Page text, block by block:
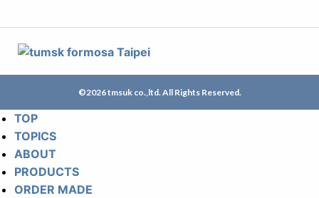
©2026 tmsuk co.,ltd. All Rights Reserved.
TOP
TOPICS
ABOUT
PRODUCTS
ORDER MADE